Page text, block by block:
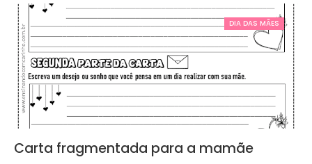
DIA DAS MÃES
Carta fragmentada para a mamãe